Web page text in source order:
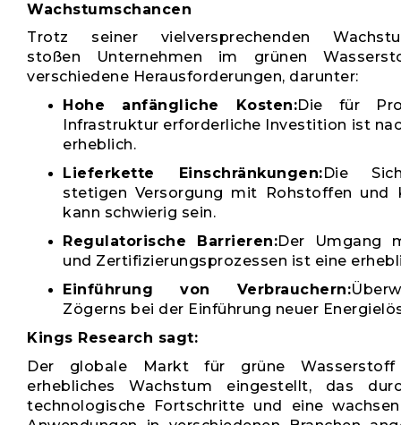
Wachstumschancen
Trotz seiner vielversprechenden
stoßen Unternehmen im grünen
verschiedene Herausforderungen, darunter:
Hohe anfängliche Kosten:Die für
Infrastruktur erforderliche Investition ist
erheblich.
Lieferkette Einschränkungen:Die
stetigen Versorgung mit Rohstoffen und
kann schwierig sein.
Regulatorische Barrieren:Der Umgang
und Zertifizierungsprozessen ist eine
Einführung von Verbrauchern:
Zögerns bei der Einführung neuer
Kings Research sagt:
Der globale Markt für grüne
erhebliches Wachstum eingestellt, das
technologische Fortschritte und eine